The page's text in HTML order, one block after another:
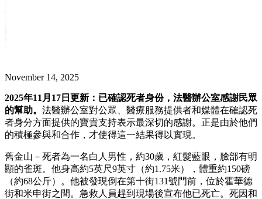
November 14, 2025
2025年11月17日更新：已確認死者身份，法醫辦公室感謝民眾
的幫助。 法醫辦公室對公眾、醫療服務提供者和媒體在確認死
者身分方面提供的寶貴支持表示最深切的感謝。正是由於他們
的積極參與和合作，才使得這一結果得以實現。
舊金山－死者為一名白人男性，約30歲，紅髮藍眼，臉部有明
顯的雀斑。他身高約5英尺9英寸（約1.75米），體重約150磅
（約68公斤）。他被發現倒在第十街131號門前，位於霍華德
街和米申街之間。急救人員趕到現場後宣布他已死亡。死因和